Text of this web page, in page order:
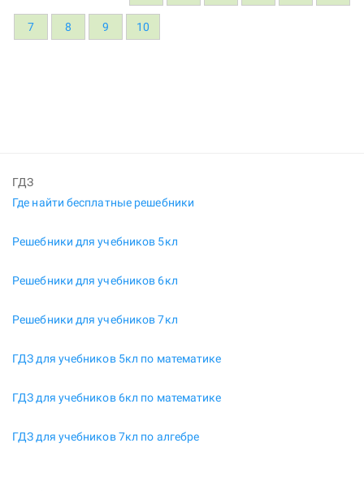
7 8 9 10
ГДЗ
Где найти бесплатные решебники
Решебники для учебников 5кл
Решебники для учебников 6кл
Решебники для учебников 7кл
ГДЗ для учебников 5кл по математике
ГДЗ для учебников 6кл по математике
ГДЗ для учебников 7кл по алгебре